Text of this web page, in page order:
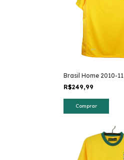
Brasil Home 2010-11
R$249,99
Comprar